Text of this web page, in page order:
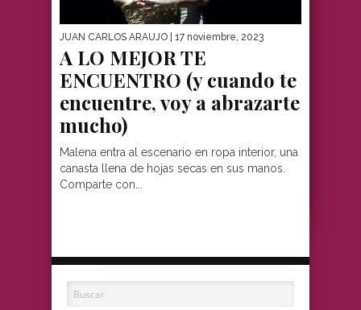
JUAN CARLOS ARAUJO | 17 noviembre, 2023
A LO MEJOR TE
ENCUENTRO (y cuando te
encuentre, voy a abrazarte
mucho)
Malena entra al escenario en ropa interior, una
canasta llena de hojas secas en sus manos.
Comparte con...